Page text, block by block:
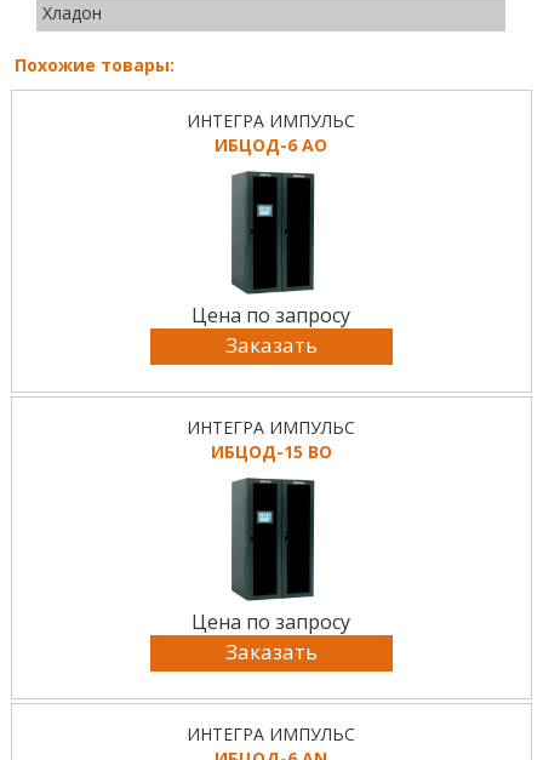
Хладон
Похожие товары:
ИНТЕГРА ИМПУЛЬС
ИБЦОД-6 AO
Цена по запросу
Заказать
ИНТЕГРА ИМПУЛЬС
ИБЦОД-15 BO
Цена по запросу
Заказать
ИНТЕГРА ИМПУЛЬС